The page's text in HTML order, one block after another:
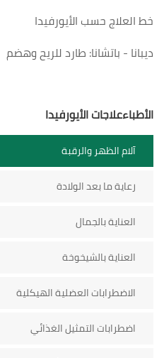
خط العلاج حسب الأيورفيدا
ديبانا - باتشانا: طارد للريح وهضم
الأطباءعلاجات الأيورفيدا
آلام الظهر والرقبة
رعاية ما بعد الولادة
العناية بالجمال
العناية بالشيخوخة
الاضطرابات العضلية الهيكلية
اضطرابات التمثيل الغذائي